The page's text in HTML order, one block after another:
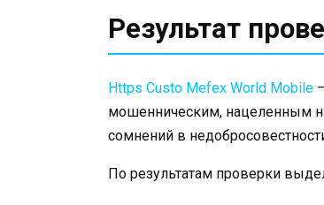
Результат
Https Custo Mefex World Mobile
мошенническим, нацеленным
сомнений в
По результатам проверки